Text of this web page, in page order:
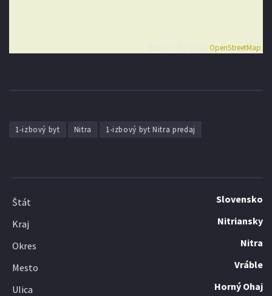
OpenStreetMap
1-izbový byt Nitra 1-izbový byt Nitra predaj
Štát Slovensko
Kraj Nitriansky
Okres Nitra
Mesto Vráble
Ulica Horný Ohaj